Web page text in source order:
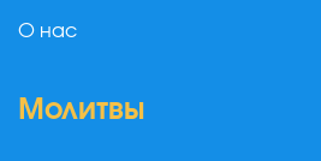
О нас
Молитвы